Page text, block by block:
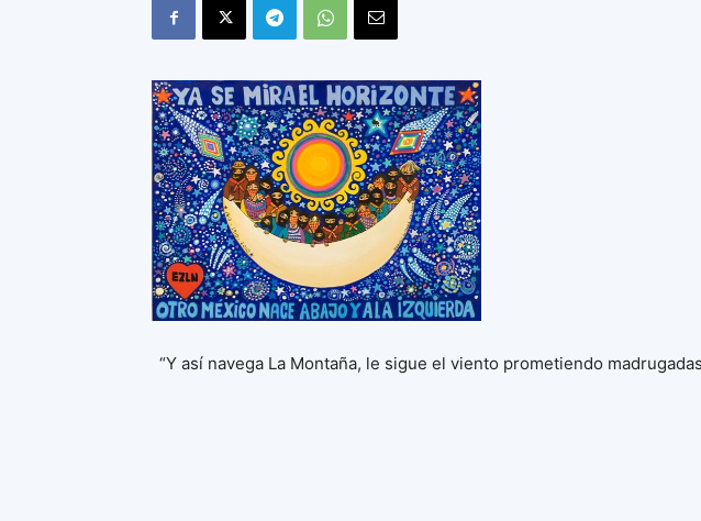
“Y así navega La Montaña, le sigue el viento prometiendo